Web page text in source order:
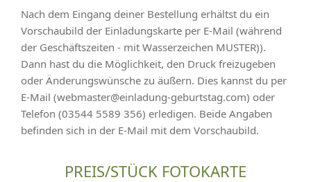
Nach dem Eingang deiner Bestellung erhältst du ein
Vorschaubild der Einladungskarte per E-Mail (während
der Geschäftszeiten - mit Wasserzeichen MUSTER)).
Dann hast du die Möglichkeit, den Druck freizugeben
oder Änderungswünsche zu äußern. Dies kannst du per
E-Mail (webmaster@einladung-geburtstag.com) oder
Telefon (03544 5589 356) erledigen. Beide Angaben
befinden sich in der E-Mail mit dem Vorschaubild.
PREIS/STÜCK FOTOKARTE